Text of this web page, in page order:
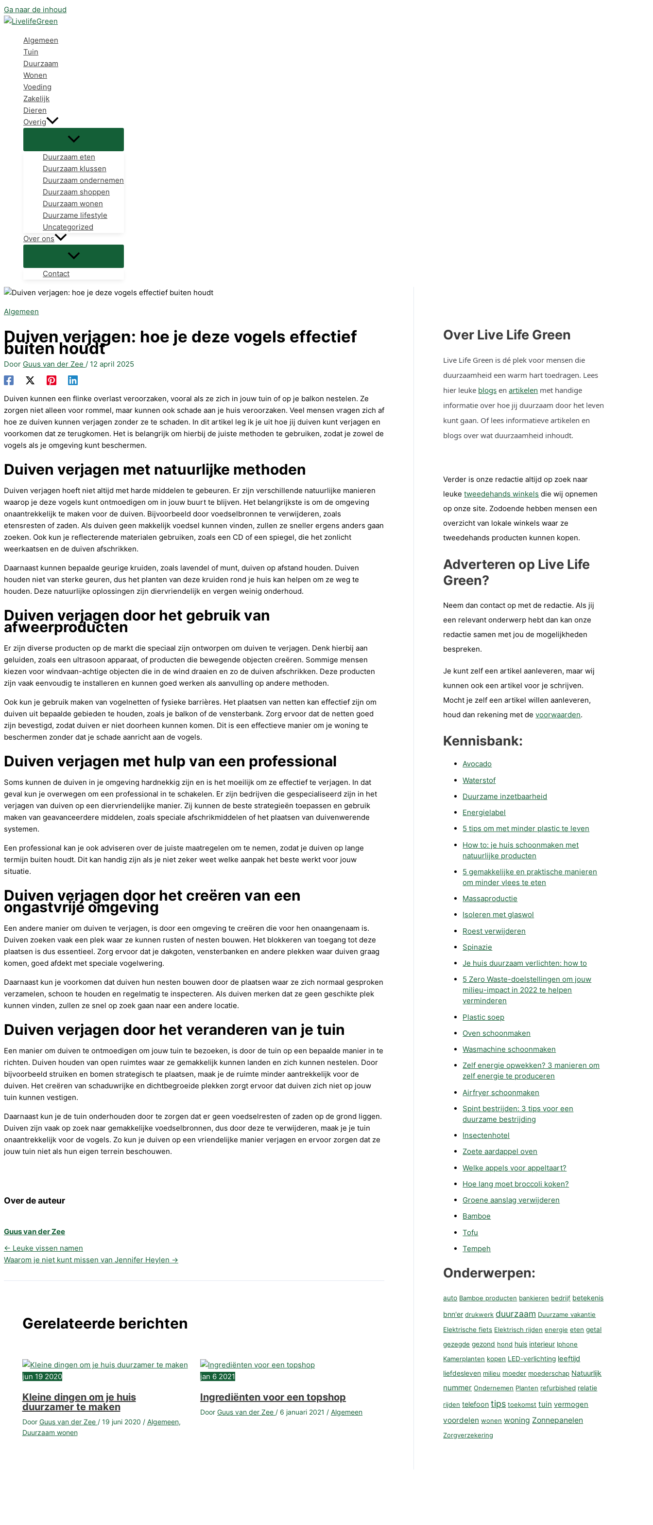
Ga naar de inhoud
Algemeen
Tuin
Duurzaam
Wonen
Voeding
Zakelijk
Dieren
Overig
Duurzaam eten
Duurzaam klussen
Duurzaam ondernemen
Duurzaam shoppen
Duurzaam wonen
Duurzame lifestyle
Uncategorized
Over ons
Contact
Algemeen
Duiven verjagen: hoe je deze vogels effectief
buiten houdt
Door Guus van der Zee / 12 april 2025
Duiven kunnen een flinke overlast veroorzaken, vooral als ze zich in jouw tuin of op je balkon nestelen. Ze
zorgen niet alleen voor rommel, maar kunnen ook schade aan je huis veroorzaken. Veel mensen vragen zich af
hoe ze duiven kunnen verjagen zonder ze te schaden. In dit artikel leg ik je uit hoe jij duiven kunt verjagen en
voorkomen dat ze terugkomen. Het is belangrijk om hierbij de juiste methoden te gebruiken, zodat je zowel de
vogels als je omgeving kunt beschermen.
Duiven verjagen met natuurlijke methoden
Duiven verjagen hoeft niet altijd met harde middelen te gebeuren. Er zijn verschillende natuurlijke manieren
waarop je deze vogels kunt ontmoedigen om in jouw buurt te blijven. Het belangrijkste is om de omgeving
onaantrekkelijk te maken voor de duiven. Bijvoorbeeld door voedselbronnen te verwijderen, zoals
etensresten of zaden. Als duiven geen makkelijk voedsel kunnen vinden, zullen ze sneller ergens anders gaan
zoeken. Ook kun je reflecterende materialen gebruiken, zoals een CD of een spiegel, die het zonlicht
weerkaatsen en de duiven afschrikken.
Daarnaast kunnen bepaalde geurige kruiden, zoals lavendel of munt, duiven op afstand houden. Duiven
houden niet van sterke geuren, dus het planten van deze kruiden rond je huis kan helpen om ze weg te
houden. Deze natuurlijke oplossingen zijn diervriendelijk en vergen weinig onderhoud.
Duiven verjagen door het gebruik van
afweerproducten
Er zijn diverse producten op de markt die speciaal zijn ontworpen om duiven te verjagen. Denk hierbij aan
geluiden, zoals een ultrasoon apparaat, of producten die bewegende objecten creëren. Sommige mensen
kiezen voor windvaan-achtige objecten die in de wind draaien en zo de duiven afschrikken. Deze producten
zijn vaak eenvoudig te installeren en kunnen goed werken als aanvulling op andere methoden.
Ook kun je gebruik maken van vogelnetten of fysieke barrières. Het plaatsen van netten kan effectief zijn om
duiven uit bepaalde gebieden te houden, zoals je balkon of de vensterbank. Zorg ervoor dat de netten goed
zijn bevestigd, zodat duiven er niet doorheen kunnen komen. Dit is een effectieve manier om je woning te
beschermen zonder dat je schade aanricht aan de vogels.
Duiven verjagen met hulp van een professional
Soms kunnen de duiven in je omgeving hardnekkig zijn en is het moeilijk om ze effectief te verjagen. In dat
geval kun je overwegen om een professional in te schakelen. Er zijn bedrijven die gespecialiseerd zijn in het
verjagen van duiven op een diervriendelijke manier. Zij kunnen de beste strategieën toepassen en gebruik
maken van geavanceerdere middelen, zoals speciale afschrikmiddelen of het plaatsen van duivenwerende
systemen.
Een professional kan je ook adviseren over de juiste maatregelen om te nemen, zodat je duiven op lange
termijn buiten houdt. Dit kan handig zijn als je niet zeker weet welke aanpak het beste werkt voor jouw
situatie.
Duiven verjagen door het creëren van een
ongastvrije omgeving
Een andere manier om duiven te verjagen, is door een omgeving te creëren die voor hen onaangenaam is.
Duiven zoeken vaak een plek waar ze kunnen rusten of nesten bouwen. Het blokkeren van toegang tot deze
plaatsen is dus essentieel. Zorg ervoor dat je dakgoten, vensterbanken en andere plekken waar duiven graag
komen, goed afdekt met speciale vogelwering.
Daarnaast kun je voorkomen dat duiven hun nesten bouwen door de plaatsen waar ze zich normaal gesproken
verzamelen, schoon te houden en regelmatig te inspecteren. Als duiven merken dat ze geen geschikte plek
kunnen vinden, zullen ze snel op zoek gaan naar een andere locatie.
Duiven verjagen door het veranderen van je tuin
Een manier om duiven te ontmoedigen om jouw tuin te bezoeken, is door de tuin op een bepaalde manier in te
richten. Duiven houden van open ruimtes waar ze gemakkelijk kunnen landen en zich kunnen nestelen. Door
bijvoorbeeld struiken en bomen strategisch te plaatsen, maak je de ruimte minder aantrekkelijk voor de
duiven. Het creëren van schaduwrijke en dichtbegroeide plekken zorgt ervoor dat duiven zich niet op jouw
tuin kunnen vestigen.
Daarnaast kun je de tuin onderhouden door te zorgen dat er geen voedselresten of zaden op de grond liggen.
Duiven zijn vaak op zoek naar gemakkelijke voedselbronnen, dus door deze te verwijderen, maak je je tuin
onaantrekkelijk voor de vogels. Zo kun je duiven op een vriendelijke manier verjagen en ervoor zorgen dat ze
jouw tuin niet als hun eigen terrein beschouwen.
Over de auteur
Guus van der Zee
← Leuke vissen namen
Waarom je niet kunt missen van Jennifer Heylen →
Gerelateerde berichten
jun 19 2020
Kleine dingen om je huis
duurzamer te maken
Door Guus van der Zee / 19 juni 2020 / Algemeen,
Duurzaam wonen
jan 6 2021
Ingrediënten voor een topshop
DoorGuus van der Zee / 6 januari 2021 /Algemeen
Over Live Life Green
Live Life Green is dé plek voor mensen die
duurzaamheid een warm hart toedragen. Lees
hier leuke blogs enartikelen met handige
informatie over hoe jij duurzaam door het leven
kunt gaan. Of lees informatieve artikelen en
blogs over wat duurzaamheid inhoudt.
Verder is onze redactie altijd op zoek naar
leuketweedehands winkels die wij opnemen
op onze site. Zodoende hebben mensen een
overzicht van lokale winkels waar ze
tweedehands producten kunnen kopen.
Adverteren op Live Life
Green?
Neem dan contact op met de redactie. Als jij
een relevant onderwerp hebt dan kan onze
redactie samen met jou de mogelijkheden
bespreken.
Je kunt zelf een artikel aanleveren, maar wij
kunnen ook een artikel voor je schrijven.
Mocht je zelf een artikel willen aanleveren,
houd dan rekening met devoorwaarden.
Kennisbank:
Avocado
Waterstof
Duurzame inzetbaarheid
Energielabel
5 tips om met minder plastic te leven
How to: je huis schoonmaken met
natuurlijke producten
5 gemakkelijke en praktische manieren
om minder vlees te eten
Massaproductie
Isoleren met glaswol
Roest verwijderen
Spinazie
Je huis duurzaam verlichten: how to
5 Zero Waste-doelstellingen om jouw
milieu-impact in 2022 te helpen
verminderen
Plastic soep
Oven schoonmaken
Wasmachine schoonmaken
Zelf energie opwekken? 3 manieren om
zelf energie te produceren
Airfryer schoonmaken
Spint bestrijden: 3 tips voor een
duurzame bestrijding
Insectenhotel
Zoete aardappel oven
Welke appels voor appeltaart?
Hoe lang moet broccoli koken?
Groene aanslag verwijderen
Bamboe
Tofu
Tempeh
Onderwerpen:
auto Bamboe producten bankieren bedrijf betekenis
bnn'er drukwerk duurzaam Duurzame vakantie
Elektrische fiets Elektrisch rijden energie eten getal
gezegde gezond hond huis interieur Iphone
Kamerplanten kopen LED-verlichting leeftijd
liefdesleven milieu moeder moederschap Natuurlijk
nummer Ondernemen Planten refurbished relatie
rijden telefoon tips toekomst tuin vermogen
voordelen wonen woning Zonnepanelen
Zorgverzekering